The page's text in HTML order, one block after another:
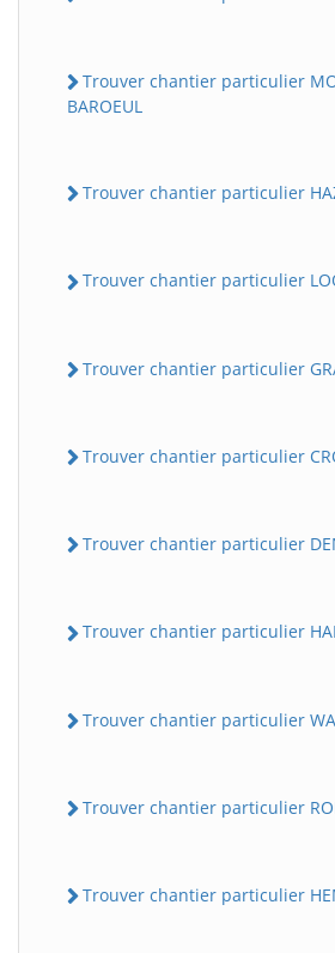
Trouver chantier particulier
BAROEUL
Trouver chantier particulier
Trouver chantier particulier
Trouver chantier particulier
Trouver chantier particulier
Trouver chantier particulier
Trouver chantier particulier
Trouver chantier particulier
Trouver chantier particulier
Trouver chantier particulier